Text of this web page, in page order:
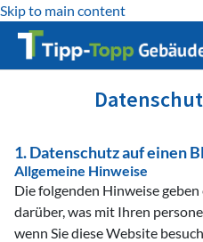
Skip to main content
1. Datenschutz auf einen
Allgemeine Hinweise
Die folgenden Hinweise
darüber, was mit Ihren
wenn Sie diese Website